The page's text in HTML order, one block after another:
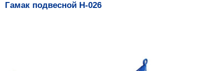
Гамак подвесной Н-026